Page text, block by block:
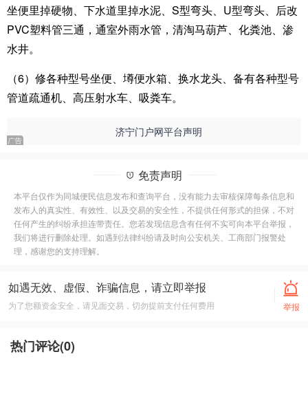
坐便里掉硬物、下水道里掉水泥、S型弯头、U型弯头、后改
PVC塑料管三通，通室外雨水管，清淘马葫芦、化粪池、渗
水井。
（6）修各种型号坐便、墫便水箱、换水龙头、备有各种型号
管道疏通机、高压射水车、吸粪车。
济宁门户网平台声明
免责声明
本平台仅作为同城便民信息发布和查询平台，没有能力去审核保障每条信息和
发布人的真实性、有效性、以及交易的安全性，不提供任何形式的担保，不对
任何产生的纠纷承担连带责任。您若发现信息含有任何不实可向本平台举报，
我们将进行删除处理。如遇到法律纠纷请及时向公安机关、工商部门报警处
理，感谢您的支持理解。
如遇无效、虚假、诈骗信息，请立即举报
为了您额资金安全，请见面交易，切勿提前支付任何费用 举报
热门评论(0)